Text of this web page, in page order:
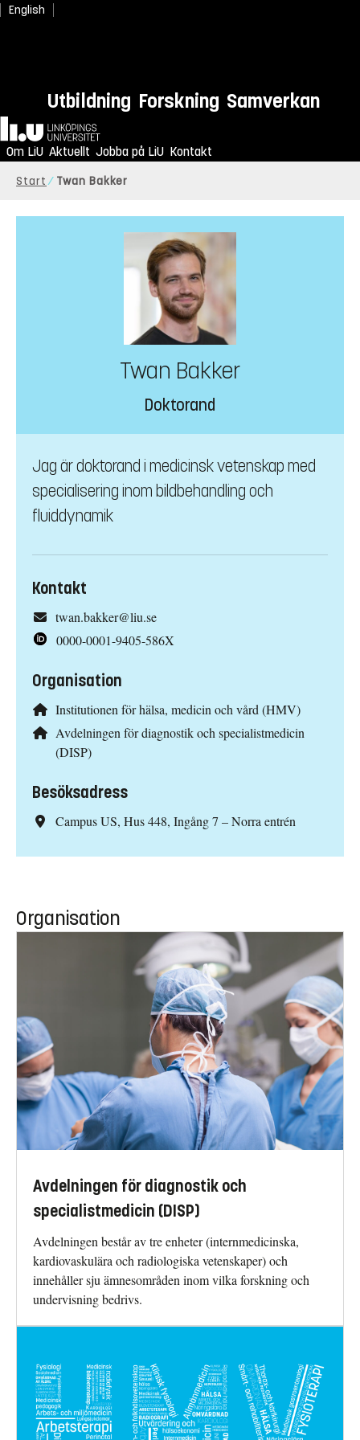
English
Utbildning Forskning Samverkan
Hem
Om LiU Aktuellt Jobba på LiU Kontakt
Start Twan Bakker
Twan Bakker
Doktorand
Jag är doktorand i medicinsk vetenskap med
specialisering inom bildbehandling och
fluiddynamik
Kontakt
twan.bakker@liu.se
0000-0001-9405-586X
Organisation
Institutionen för hälsa, medicin och vård (HMV)
Avdelningen för diagnostik och specialistmedicin
(DISP)
Besöksadress
Campus US, Hus 448, Ingång 7 – Norra entrén
Organisation
Avdelningen för diagnostik och
specialistmedicin (DISP)
Avdelningen består av tre enheter (internmedicinska,
kardiovaskulära och radiologiska vetenskaper) och
innehåller sju ämnesområden inom vilka forskning och
undervisning bedrivs.